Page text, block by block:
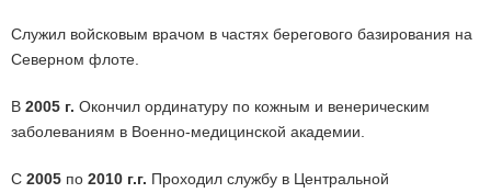
Служил войсковым врачом в частях берегового базирования на
Северном флоте.
В 2005 г. Окончил ординатуру по кожным и венерическим
заболеваниям в Военно-медицинской академии.
С 2005 по 2010 г.г. Проходил службу в Центральной